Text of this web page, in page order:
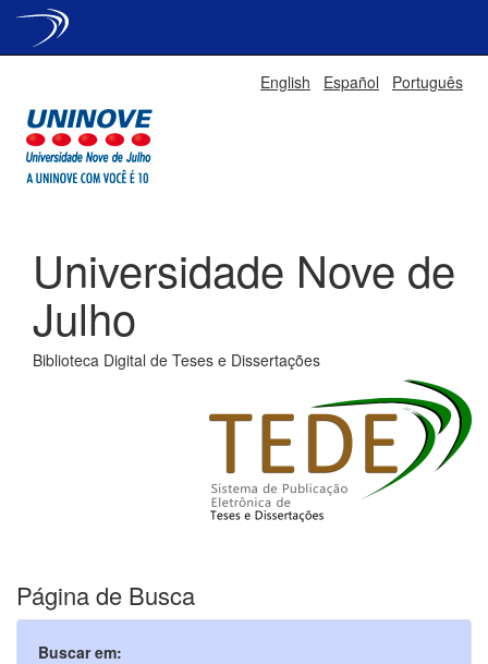
English Español Português
Universidade Nove de
Julho
Biblioteca Digital de Teses e Dissertações
Página de Busca
Buscar em: